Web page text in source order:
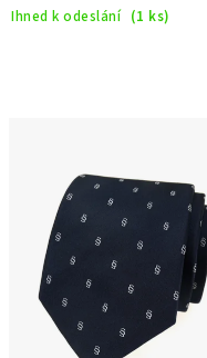
Ihned k odeslání (1 ks)